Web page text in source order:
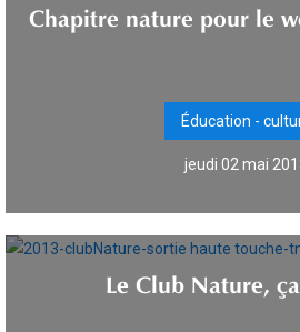
Chapitre nature pour le
Éducation -
jeudi 02 mai
Le Club Nature,